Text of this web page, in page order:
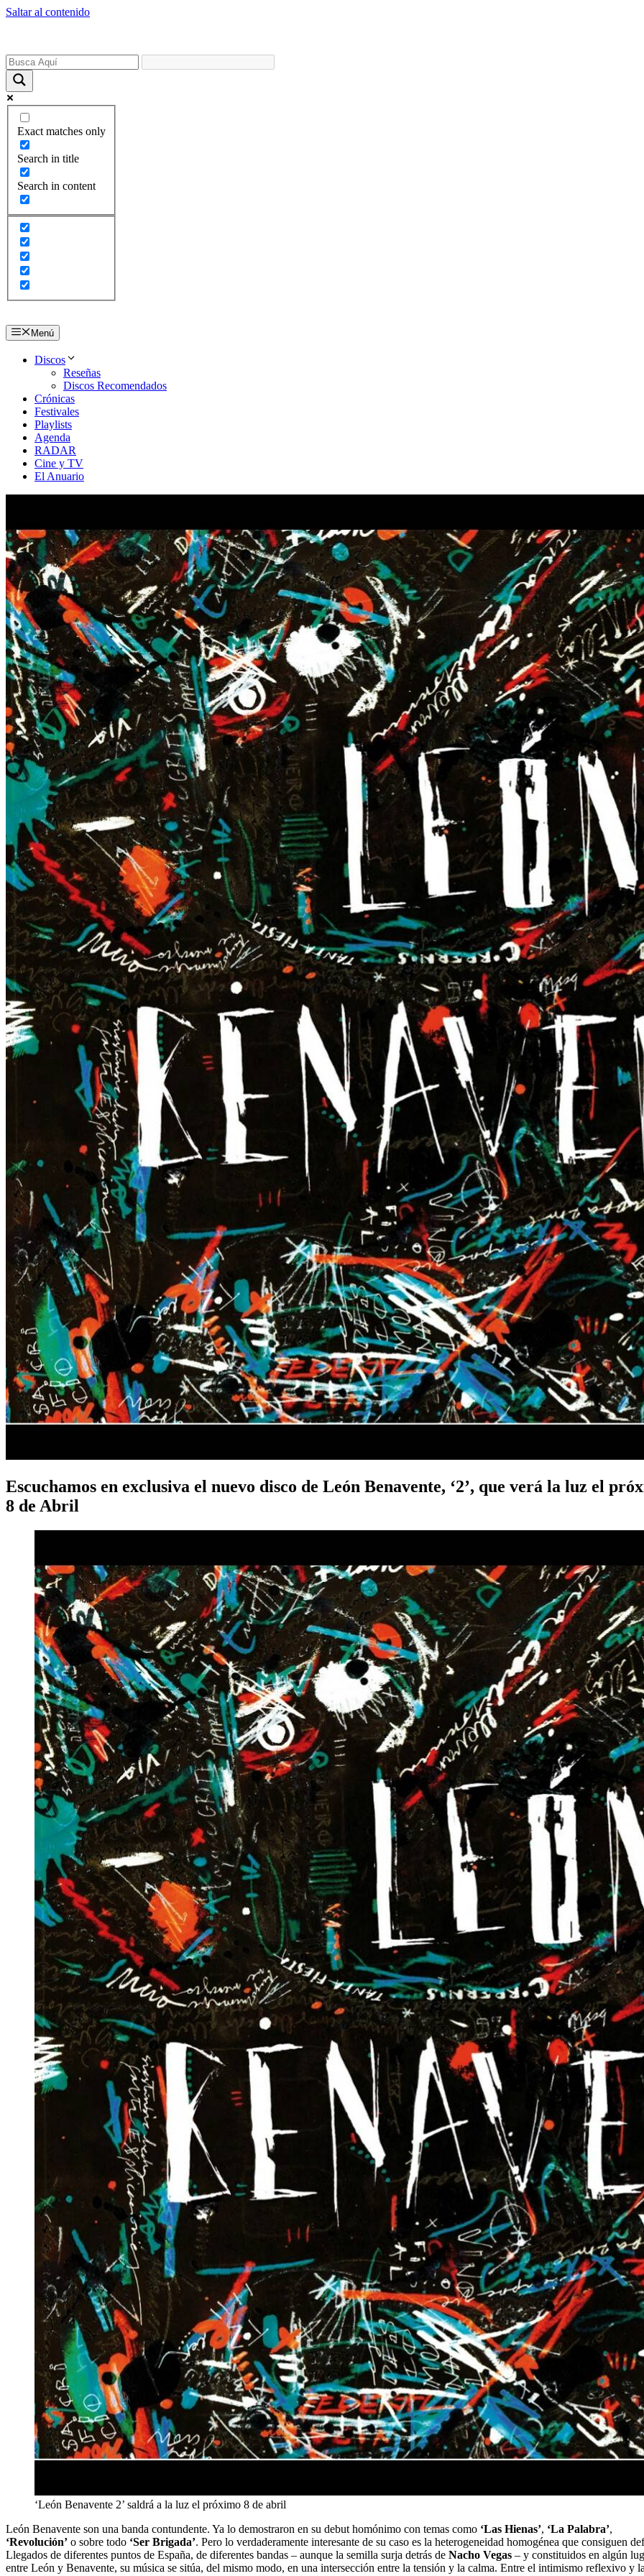
Saltar al contenido
Exact matches only
Search in title
Search in content
Menú
Discos
Reseñas
Discos Recomendados
Crónicas
Festivales
Playlists
Agenda
RADAR
Cine y TV
El Anuario
Escuchamos en exclusiva el nuevo disco de León Benavente, ‘2’, que verá la luz el
8 de Abril
‘León Benavente 2’ saldrá a la luz el próximo 8 de abril
León Benavente son una banda contundente. Ya lo demostraron en su debut homónimo con temas como ‘Las Hienas’, ‘La Palabra’,
‘Revolución’ o sobre todo ‘Ser Brigada’. Pero lo verdaderamente interesante de su caso es la heterogeneidad homogénea que consiguen
Llegados de diferentes puntos de España, de diferentes bandas – aunque la semilla surja detrás de Nacho Vegas – y constituidos en algún
entre León y Benavente, su música se sitúa, del mismo modo, en una intersección entre la tensión y la calma. Entre el intimismo reflexivo y